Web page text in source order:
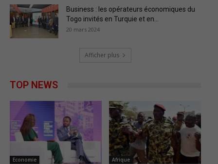
Business : les opérateurs économiques du
Togo invités en Turquie et en...
20 mars 2024
Afficher plus
TOP NEWS
Economie Afrique